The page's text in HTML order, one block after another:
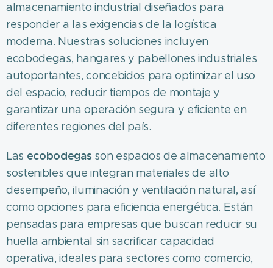
almacenamiento industrial diseñados para
responder a las exigencias de la logística
moderna. Nuestras soluciones incluyen
ecobodegas, hangares y pabellones industriales
autoportantes, concebidos para optimizar el uso
del espacio, reducir tiempos de montaje y
garantizar una operación segura y eficiente en
diferentes regiones del país.
Las ecobodegas son espacios de almacenamiento
sostenibles que integran materiales de alto
desempeño, iluminación y ventilación natural, así
como opciones para eficiencia energética. Están
pensadas para empresas que buscan reducir su
huella ambiental sin sacrificar capacidad
operativa, ideales para sectores como comercio,